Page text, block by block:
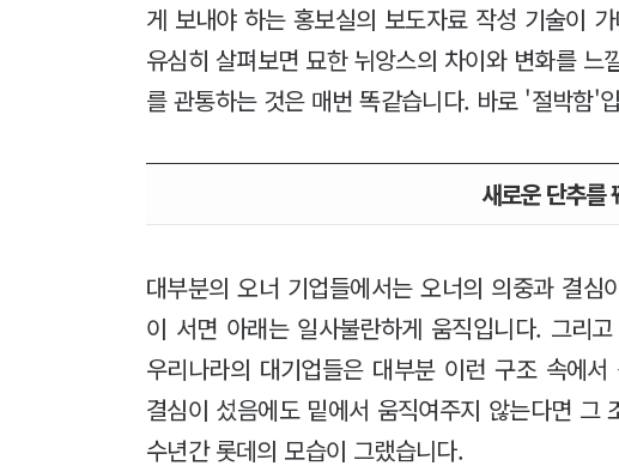
게 보내야 하는 홍보실의 보도자료 작성 기술이
유심히 살펴보면 묘한 뉘앙스의 차이와 변화를
를 관통하는 것은 매번 똑같습니다. 바로 '절박함'
새로운 단추를
대부분의 오너 기업들에서는 오너의 의중과 결
이 서면 아래는 일사불란하게 움직입니다. 그리
우리나라의 대기업들은 대부분 이런 구조 속에
결심이 섰음에도 밑에서 움직여주지 않는다면 그
수년간 롯데의 모습이 그랬습니다.